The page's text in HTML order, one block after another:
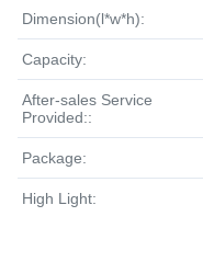
Dimension(l*w*h):
Capacity:
After-sales Service
Provided::
Package:
High Light: